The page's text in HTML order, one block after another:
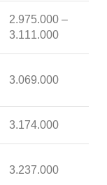
2.975.000 –
3.111.000
3.069.000
3.174.000
3.237.000